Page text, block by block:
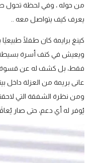
من حوله ، وفي لحظة تحول
يعرف كيف يتواصل معه ..
كينغ برايمة كان طفلًا
ويعيش في كنف أسرة
فقط، بل كشف له عن قسوة
عانى بريمة من العزلة داخل
ومن نظرة الشفقة التي
يُوفر له أي دعم، حتى صار